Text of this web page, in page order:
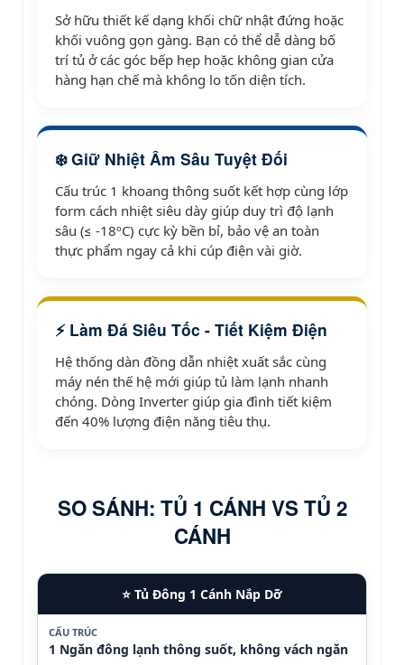
Sở hữu thiết kế dạng khối chữ nhật đứng hoặc
khối vuông gọn gàng. Bạn có thể dễ dàng bố
trí tủ ở các góc bếp hẹp hoặc không gian cửa
hàng hạn chế mà không lo tốn diện tích.
❄️ Giữ Nhiệt Âm Sâu Tuyệt Đối
Cấu trúc 1 khoang thông suốt kết hợp cùng lớp
form cách nhiệt siêu dày giúp duy trì độ lạnh
sâu (≤ -18ºC) cực kỳ bền bỉ, bảo vệ an toàn
thực phẩm ngay cả khi cúp điện vài giờ.
⚡ Làm Đá Siêu Tốc - Tiết Kiệm Điện
Hệ thống dàn đồng dẫn nhiệt xuất sắc cùng
máy nén thế hệ mới giúp tủ làm lạnh nhanh
chóng. Dòng Inverter giúp gia đình tiết kiệm
đến 40% lượng điện năng tiêu thụ.
SO SÁNH: TỦ 1 CÁNH VS TỦ 2
CÁNH
⭐ Tủ Đông 1 Cánh Nắp Dỡ
CẤU TRÚC
1 Ngăn đông lạnh thông suốt, không vách ngăn